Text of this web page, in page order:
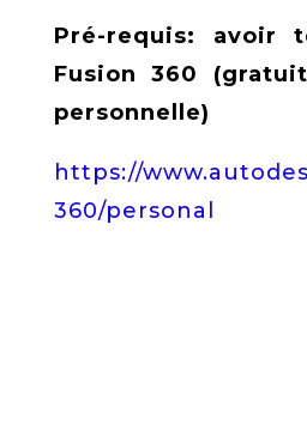
Pré-requis: avoir
Fusion 360
personnelle)
https://
360/personal